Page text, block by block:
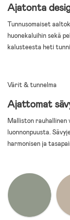
Ajatonta
Tunnusomaiset
huonekaluihin sekä
kalusteesta heti
Värit & tunnelma
Ajattomat
Malliston
luonnonpuusta.
harmonisen ja